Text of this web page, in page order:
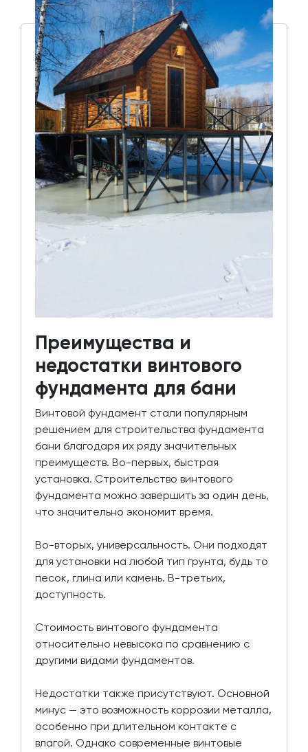
Преимущества и
недостатки винтового
фундамента для бани
Винтовой фундамент стали популярным
решением для строительства фундамента
бани благодаря их ряду значительных
преимуществ. Во-первых, быстрая
установка. Строительство винтового
фундамента можно завершить за один день,
что значительно экономит время.
Во-вторых, универсальность. Они подходят
для установки на любой тип грунта, будь то
песок, глина или камень. В-третьих,
доступность.
Стоимость винтового фундамента
относительно невысока по сравнению с
другими видами фундаментов.
Недостатки также присутствуют. Основной
минус — это возможность коррозии металла,
особенно при длительном контакте с
влагой. Однако современные винтовые